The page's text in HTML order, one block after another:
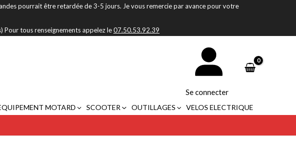
pourrait être retardée de 3-5 jours. Je vous remercie par avance pour votre
Pour tous renseignements appelez le07.50.53.92.39
Se connecter
MOTARD SCOOTER OUTILLAGES VELOS ELECTRIQUE